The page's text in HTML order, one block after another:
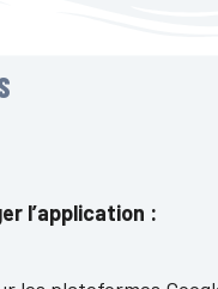
l’application :